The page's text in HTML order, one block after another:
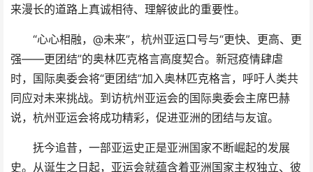
来漫长的道路上真诚相待、理解彼此的重要性。
“心心相融，@未来”，杭州亚运口号与“更快、更高、更
强——更团结”的奥林匹克格言高度契合。新冠疫情肆虐
时，国际奥委会将“更团结”加入奥林匹克格言，呼吁人类共
同应对未来挑战。到访杭州亚运会的国际奥委会主席巴赫
说，杭州亚运会将成功精彩，促进亚洲的团结与友谊。
抚今追昔，一部亚运史正是亚洲国家不断崛起的发展
史。从诞生之日起，亚运会就蕴含着亚洲国家主权独立、彼